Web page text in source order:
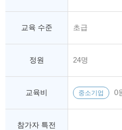
교육 수준 초급
정원 24명
교육비 중소기업 0
참가자 특전